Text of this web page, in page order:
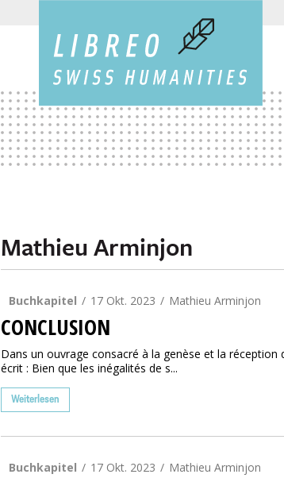
Mathieu Arminjon
Buchkapitel 17 Okt. 2023 Mathieu Arminjon
CONCLUSION
Dans un ouvrage consacré à la genèse et la réception
écrit : Bien que les inégalités de s...
Weiterlesen
Buchkapitel 17 Okt. 2023 Mathieu Arminjon